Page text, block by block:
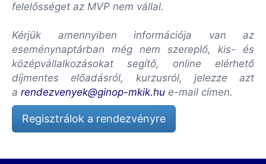
felelősséget az MVP nem vállal.
Kérjük amennyiben információja van az
eseménynaptárban még nem szereplő, kis- és
középvállalkozásokat segítő, online elérhető
díjmentes előadásról, kurzusról, jelezze azt
a rendezvenyek@ginop-mkik.hu e-mail címen.
Regisztrálok a rendezvényre